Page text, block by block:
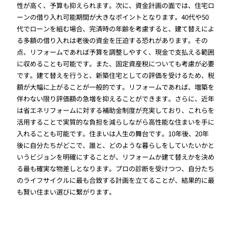
性が高く、予算も抑えられます。次に、資金計画の面では、住宅ロ
ーンの借り入れ可能期間が大きなポイントとなります。40代や50
代でローンを組む場合、完済時の年齢を考慮すると、建て替えによ
る多額の借り入れは老後の資金を圧迫する恐れがあります。その
点、リフォームであれば予算を調整しやすく、現金で支払える範囲
に収めることも可能です。また、固定資産税についても考慮が必要
です。建て替えを行うと、新築住宅としての評価を受けるため、税
額が大幅に上がることが一般的です。リフォームであれば、増築を
伴わない限り評価額の急増を抑えることができます。さらに、近年
は省エネリフォームに対する補助金制度が充実しており、これらを
活用することで実質的な負担を減らしながら高性能な住まいを手に
入れることも可能です。住まいは人生の舞台です。10年後、20年
後に自分たちがどこで、誰と、どのような暮らしをしていたいかと
いうビジョンを明確にすることが、リフォームか建て替えかを決め
る最も確実な物差しとなります。プロの診断を受けつつ、自分たち
のライフサイクルに最も合致する計画を立てることが、結果的に最
も賢い住まい選びに繋がります。